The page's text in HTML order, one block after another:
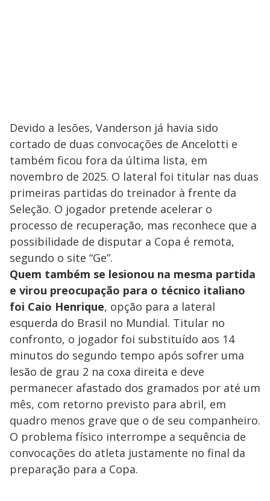
Devido a lesões, Vanderson já havia sido
cortado de duas convocações de Ancelotti e
também ficou fora da última lista, em
novembro de 2025. O lateral foi titular nas duas
primeiras partidas do treinador à frente da
Seleção. O jogador pretende acelerar o
processo de recuperação, mas reconhece que a
possibilidade de disputar a Copa é remota,
segundo o site “Ge”.
Quem também se lesionou na mesma partida
e virou preocupação para o técnico italiano
foi Caio Henrique, opção para a lateral
esquerda do Brasil no Mundial. Titular no
confronto, o jogador foi substituído aos 14
minutos do segundo tempo após sofrer uma
lesão de grau 2 na coxa direita e deve
permanecer afastado dos gramados por até um
mês, com retorno previsto para abril, em
quadro menos grave que o de seu companheiro.
O problema físico interrompe a sequência de
convocações do atleta justamente no final da
preparação para a Copa.